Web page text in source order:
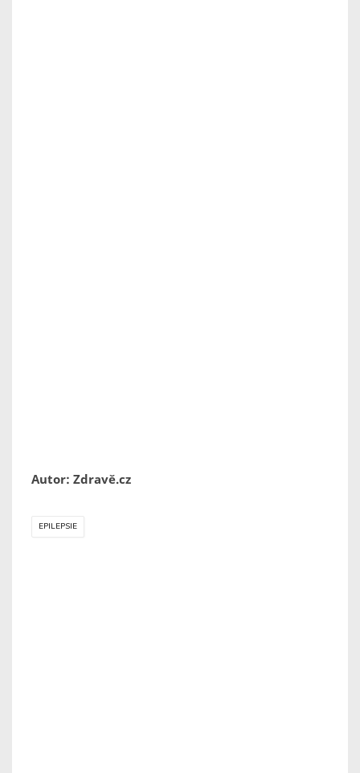
Autor: Zdravě.cz
EPILEPSIE